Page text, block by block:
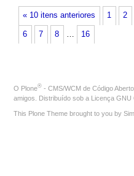
« 10 itens anteriores 1 2
6 7 8 … 16
O Plone® - CMS/WCM de Código Aberto
amigos. Distribuído sob a Licença GNU
This Plone Theme brought to you by